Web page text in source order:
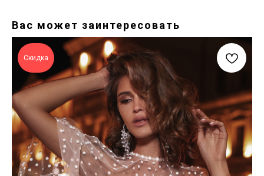
Вас может заинтересовать
Скидка